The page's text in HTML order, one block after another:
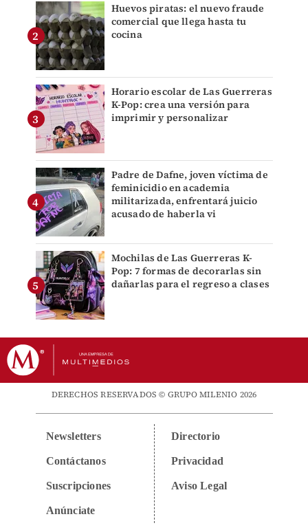
Huevos piratas: el nuevo fraude
comercial que llega hasta tu
cocina
Horario escolar de Las Guerreras
K-Pop: crea una versión para
imprimir y personalizar
Padre de Dafne, joven víctima de
feminicidio en academia
militarizada, enfrentará juicio
acusado de haberla vi
Mochilas de Las Guerreras K-
Pop: 7 formas de decorarlas sin
dañarlas para el regreso a clases
DERECHOS RESERVADOS © GRUPO MILENIO 2026
Newsletters
Contáctanos
Suscripciones
Anúnciate
Directorio
Privacidad
Aviso Legal